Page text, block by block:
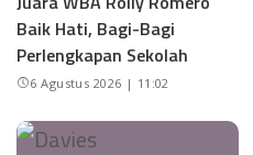
Baik Hati, Bagi-Bagi
Perlengkapan Sekolah
6 Agustus 2026 | 11:02